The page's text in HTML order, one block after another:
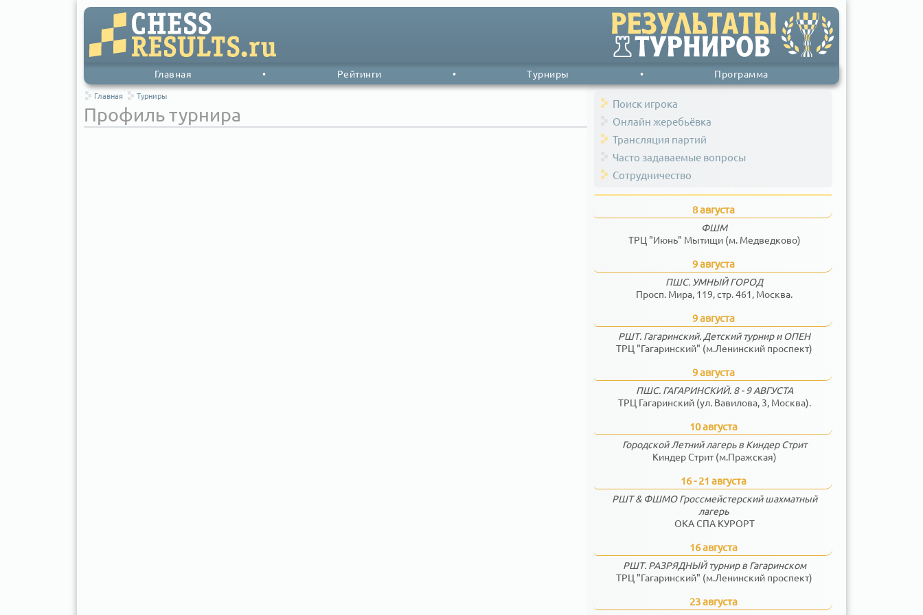
Главная • Рейтинги • Турниры • Программа
Главная Турниры
Профиль турнира
Поиск игрока
Онлайн жеребьёвка
Трансляция партий
Часто задаваемые вопросы
Сотрудничество
8 августа
ФШМ
ТРЦ "Июнь" Мытищи (м. Медведково)
9 августа
ПШС. УМНЫЙ ГОРОД
Просп. Мира, 119, стр. 461, Москва.
9 августа
РШТ. Гагаринский. Детский турнир и ОПЕН
ТРЦ "Гагаринский" (м.Ленинский проспект)
9 августа
ПШС. ГАГАРИНСКИЙ. 8 - 9 АВГУСТА
ТРЦ Гагаринский (ул. Вавилова, 3, Москва).
10 августа
Городской Летний лагерь в Киндер Стрит
Киндер Стрит (м.Пражская)
16 - 21 августа
РШТ & ФШМО Гроссмейстерский шахматный
лагерь
ОКА СПА КУРОРТ
16 августа
РШТ. РАЗРЯДНЫЙ турнир в Гагаринском
ТРЦ "Гагаринский" (м.Ленинский проспект)
23 августа